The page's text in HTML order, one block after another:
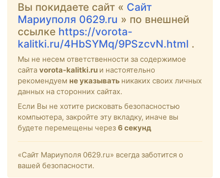
Вы покидаете сайт « Сайт
Мариуполя 0629.ru » по внешней
ссылке https://vorota-
kalitki.ru/4HbSYMq/9PSzcvN.html .
Мы не несем ответственности за содержимое
сайта vorota-kalitki.ru и настоятельно
рекомендуем не указывать никаких своих личных
данных на сторонних сайтах.
Если Вы не хотите рисковать безопасностью
компьютера, закройте эту вкладку, иначе вы
будете перемещены через 6 секунд
«Сайт Мариуполя 0629.ru» всегда заботится о
вашей безопасности.